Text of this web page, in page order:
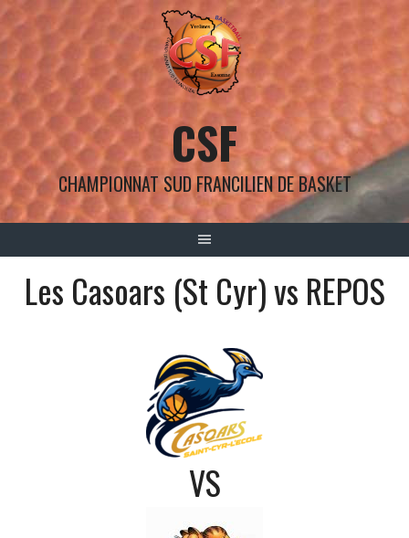
Aller
au
CSF
CHAMPIONNAT SUD FRANCILIEN DE BASKET
Les Casoars (St Cyr) vs REPOS
VS